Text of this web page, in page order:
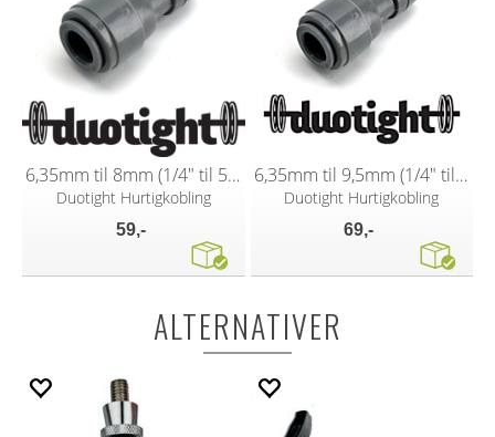
6,35mm til 8mm (1/4" til 5/16")
Duotight Hurtigkobling
59,-
6,35mm til 9,5mm (1/4" til 3/8")
Duotight Hurtigkobling
69,-
ALTERNATIVER